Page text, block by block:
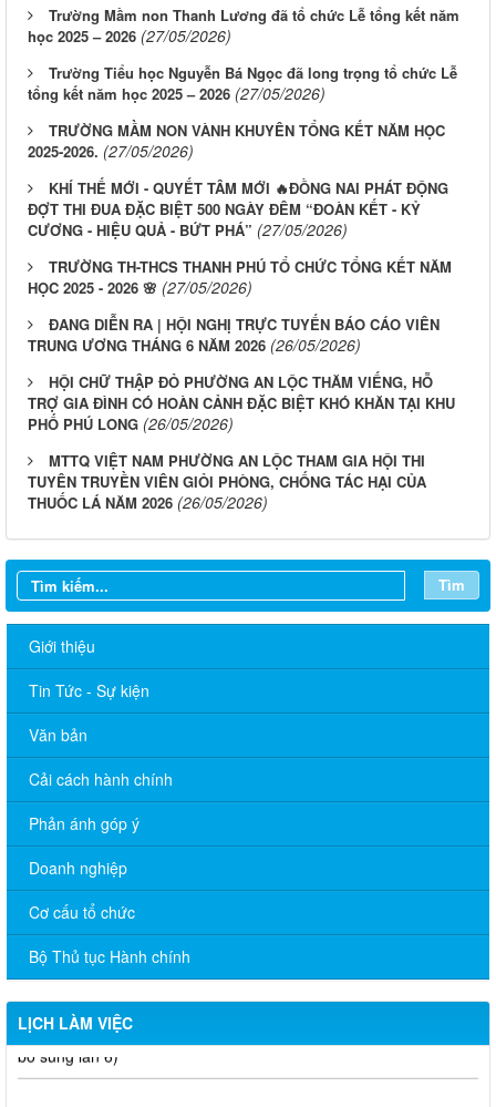
Trường Mầm non Thanh Lương đã tổ chức Lễ tổng kết năm
học 2025 – 2026 (27/05/2026)
Trường Tiểu học Nguyễn Bá Ngọc đã long trọng tổ chức Lễ
tổng kết năm học 2025 – 2026 (27/05/2026)
TRƯỜNG MẦM NON VÀNH KHUYÊN TỔNG KẾT NĂM HỌC
2025-2026. (27/05/2026)
KHÍ THẾ MỚI - QUYẾT TÂM MỚI 🔥ĐỒNG NAI PHÁT ĐỘNG
ĐỢT THI ĐUA ĐẶC BIỆT 500 NGÀY ĐÊM “ĐOÀN KẾT - KỶ
CƯƠNG - HIỆU QUẢ - BỨT PHÁ” (27/05/2026)
TRƯỜNG TH-THCS THANH PHÚ TỔ CHỨC TỔNG KẾT NĂM
HỌC 2025 - 2026 🌸 (27/05/2026)
ĐANG DIỄN RA | HỘI NGHỊ TRỰC TUYẾN BÁO CÁO VIÊN
TRUNG ƯƠNG THÁNG 6 NĂM 2026 (26/05/2026)
HỘI CHỮ THẬP ĐỎ PHƯỜNG AN LỘC THĂM VIẾNG, HỖ
TRỢ GIA ĐÌNH CÓ HOÀN CẢNH ĐẶC BIỆT KHÓ KHĂN TẠI KHU
PHỐ PHÚ LONG (26/05/2026)
MTTQ VIỆT NAM PHƯỜNG AN LỘC THAM GIA HỘI THI
TUYÊN TRUYỀN VIÊN GIỎI PHÒNG, CHỐNG TÁC HẠI CỦA
THUỐC LÁ NĂM 2026 (26/05/2026)
Tìm
Giới thiệu
Tin Tức - Sự kiện
Văn bản
Cải cách hành chính
Phản ánh góp ý
Doanh nghiệp
Cơ cấu tổ chức
Bộ Thủ tục Hành chính
LỊCH LÀM VIỆC
LỊCH LÀM VIỆC TT HĐND-UBND TUẦN 30.2026 (Điều chỉnh,
bổ sung lần 4)
LỊCH LÀM VIỆC TT HĐND-UBND TUẦN 28.2026 (Điều chỉnh,
bổ sung lần 6)
LỊCH LÀM VIỆC TT HĐND-UBND TUẦN 27.2026 (Điều chỉnh,
bổ sung lần 5)
LỊCH LÀM VIỆC TT HĐND-UBND TUẦN 26.2026 (Điều chỉnh,
bổ sung lần 6)